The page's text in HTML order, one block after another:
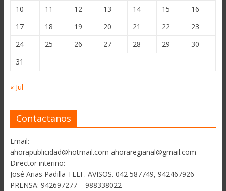
10
11 12 13 14 15
16
17
18 19 20 21 22
23
24
25 26 27 28 29
30
31
« Jul
Contactanos
Email:
ahorapublicidad@hotmail.com ahoraregianal@gmail.com
Director interino:
José Arias Padilla TELF. AVISOS. 042 587749, 942467926
PRENSA: 942697277 – 988338022